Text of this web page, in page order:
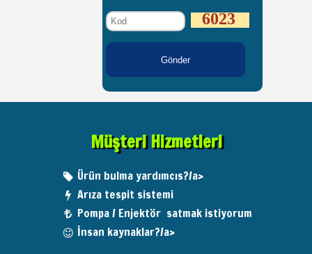
6023
Müşteri Hizmetleri
Ürün bulma yardımcıs?/a>
Arıza tespit sistemi
Pompa / Enjektör satmak istiyorum
İnsan kaynaklar?/a>